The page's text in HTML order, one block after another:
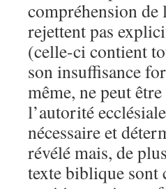
compréhension
rejettent pas
(celle-ci contient
son insuffisance
même, ne peut
l’autorité
nécessaire et
révélé mais, de
texte biblique sont